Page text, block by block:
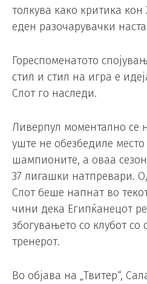
толкува како критика
еден разочарувачки
Гореспоменатото
стил и стил на игра е
Слот го наследи.
Ливерпул моментално се
уште не обезбедиле
шампионите, а оваа
37 лигашки натпревари.
Слот беше напнат во
чини дека Египќанецот
збогувањето со клубот со
тренерот.
Во објава на „Твитер“,